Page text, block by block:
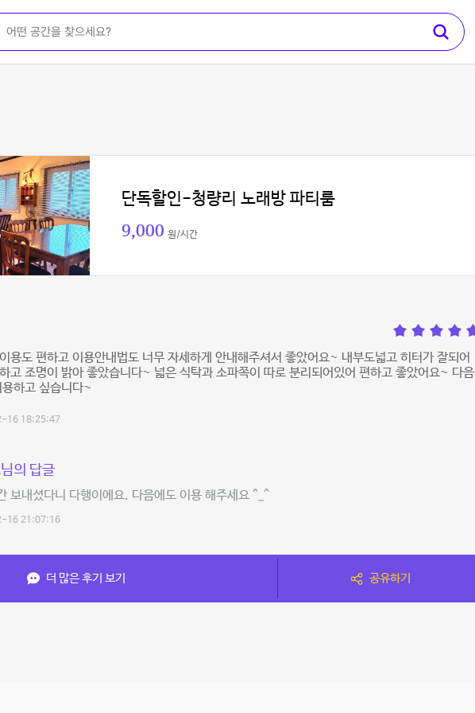
단독할인-청량리 노래방 파티룸
9,000 원/시간
용도 편하고 이용안내법도 너무 자세하게 안내해주셔서 좋았어요~ 내부도넓고 히터가 잘되어
고 조명이 밝아 좋았습니다~ 넓은 식탁과 소파쪽이 따로 분리되어있어 편하고 좋았어요~ 다음
하고 싶습니다~
16 18:25:47
의 답글
보내셨다니 다행이에요. 다음에도 이용 해주세요 ^_^
16 21:07:16
더 많은 후기 보기 공유하기